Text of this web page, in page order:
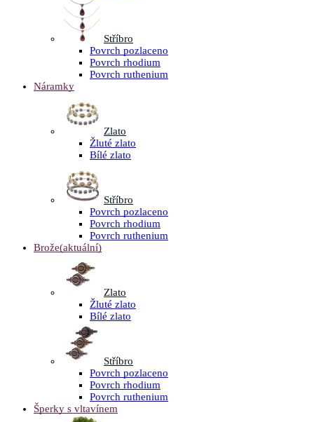
Stříbro
Povrch pozlaceno
Povrch rhodium
Povrch ruthenium
Náramky
Zlato
Žluté zlato
Bílé zlato
Stříbro
Povrch pozlaceno
Povrch rhodium
Povrch ruthenium
Brože(aktuální)
Zlato
Žluté zlato
Bílé zlato
Stříbro
Povrch pozlaceno
Povrch rhodium
Povrch ruthenium
Šperky s vltavínem